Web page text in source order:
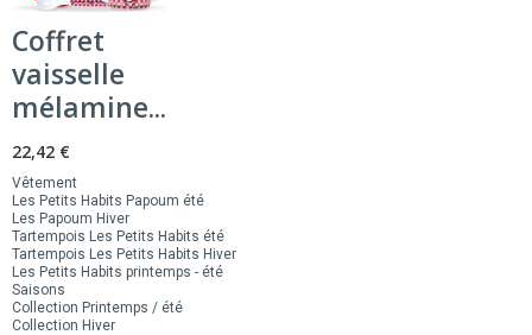
Coffret
vaisselle
mélamine...
22,42 €
Vêtement
Les Petits Habits Papoum été
Les Papoum Hiver
Tartempois Les Petits Habits été
Tartempois Les Petits Habits Hiver
Les Petits Habits printemps - été
Saisons
Collection Printemps / été
Collection Hiver